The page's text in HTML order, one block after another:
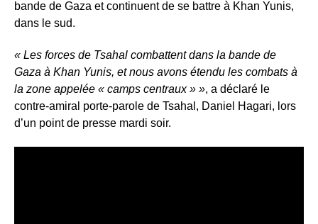
bande de Gaza et continuent de se battre à Khan Yunis,
dans le sud.
« Les forces de Tsahal combattent dans la bande de
Gaza à Khan Yunis, et nous avons étendu les combats à
la zone appelée « camps centraux » », a déclaré le
contre-amiral porte-parole de Tsahal, Daniel Hagari, lors
d’un point de presse mardi soir.